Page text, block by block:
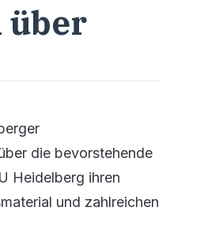
über
die bevorstehende
Heidelberg ihren
und zahlreichen